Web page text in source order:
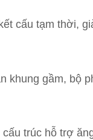
cấu tạm thời,
khung gầm, bộ
trúc hỗ trợ